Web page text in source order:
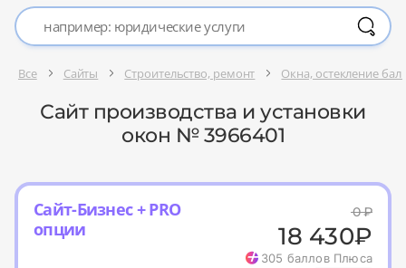
Все Сайты Строительство, ремонт Окна, остекление
Сайт производства и установки
окон № 3966401
Сайт-Бизнес + PRO
опции
0₽
18 430₽
305 баллов Плюса